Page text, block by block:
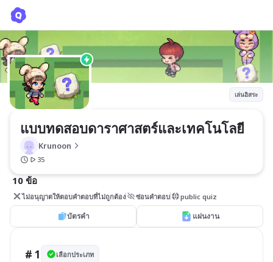
เล่นอิสระ
แบบทดสอบดาราศาสตร์และเทคโนโลยี
Krunoon
35
10 ข้อ
ไม่อนุญาตให้ตอบคำตอบที่ไม่ถูกต้อง ซ่อนคำตอบ public quiz
บัตรคำ แผ่นงาน
# 1 เลือกประเภท